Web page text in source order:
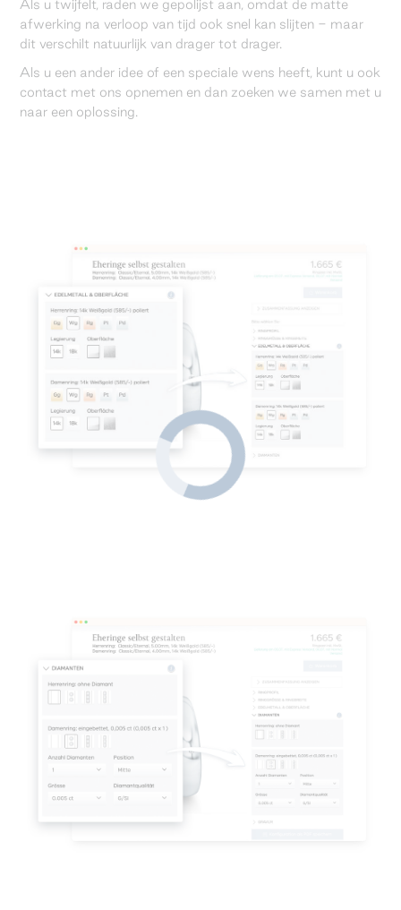
Als u twijfelt, raden we gepolijst aan, omdat de matte
afwerking na verloop van tijd ook snel kan slijten - maar
dit verschilt natuurlijk van drager tot drager.
Als u een ander idee of een speciale wens heeft, kunt u ook
contact met ons opnemen en dan zoeken we samen met u
naar een oplossing.